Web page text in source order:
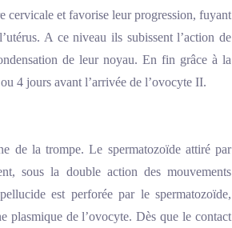
cervicale et favorise leur progression, fuyant
A ce niveau ils subissent l’action de
de leur noyau. En fin grâce à la
4 jours avant l’arrivée de l’ovocyte II.
de la trompe. Le spermatozoïde attiré par
sous la double action des mouvements
est perforée par le spermatozoïde,
plasmique de l’ovocyte. Dès que le contact